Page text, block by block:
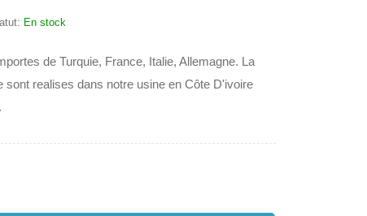
En stock
de Turquie, France, Italie, Allemagne. La
sont realises dans notre usine en Côte D'ivoire